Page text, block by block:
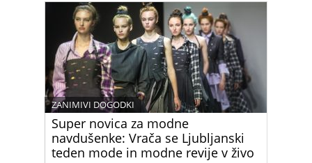
Super novica za modne
navdušenke: Vrača se Ljubljanski
teden mode in modne revije v živo
ZANIMIVI DOGODKI